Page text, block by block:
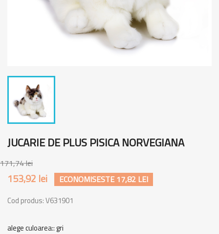
JUCARIE DE PLUS PISICA NORVEGIANA
171,74 lei
153,92 lei ECONOMISESTE 17,82 LEI
Cod produs:V631901
alege culoarea:: gri